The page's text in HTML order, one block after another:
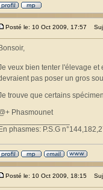
Posté le: 10 Oct 2009, 17:57
Bonsoir,
veux bien tenter l'élevage et
pas poser un gros
trouve que certains
Phasmounet
En phasmes: P.S.G
Posté le: 10 Oct 2009, 18:15